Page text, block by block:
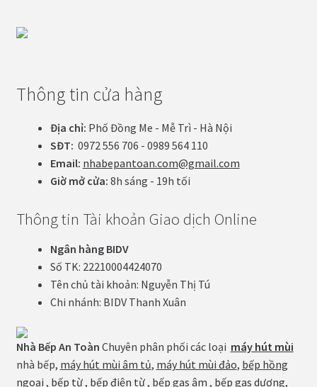
Thông tin cửa hàng
Địa chỉ: Phố Đồng Me - Mễ Trì - Hà Nội
SĐT: 0972 556 706 - 0989 564 110
Email: nhabepantoan.com@gmail.com
Giờ mở cửa: 8h sáng - 19h tối
Thông tin Tài khoản Giao dịch Online
Ngân hàng BIDV
Số TK: 22210004424070
Tên chủ tài khoản: Nguyễn Thị Tú
Chi nhánh: BIDV Thanh Xuân
Nhà Bếp An Toàn Chuyên phân phối các loại máy hút mùi
nhà bếp, máy hút mùi âm tủ, máy hút mùi đảo, bếp hồng
ngoại , bếp từ, bếp điện từ, bếp gas âm , bếp gas dương,